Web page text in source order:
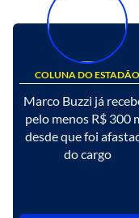
COLUNA DO ESTADÃO
Marco Buzzi já
pelo menos R$ 300
desde que foi
do cargo